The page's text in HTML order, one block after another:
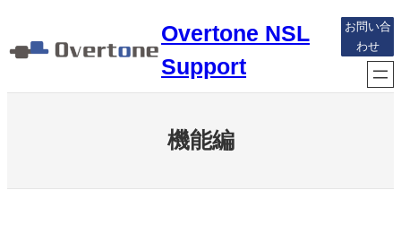
を
Overtone NSL
Support
お問い合
わせ
機能編